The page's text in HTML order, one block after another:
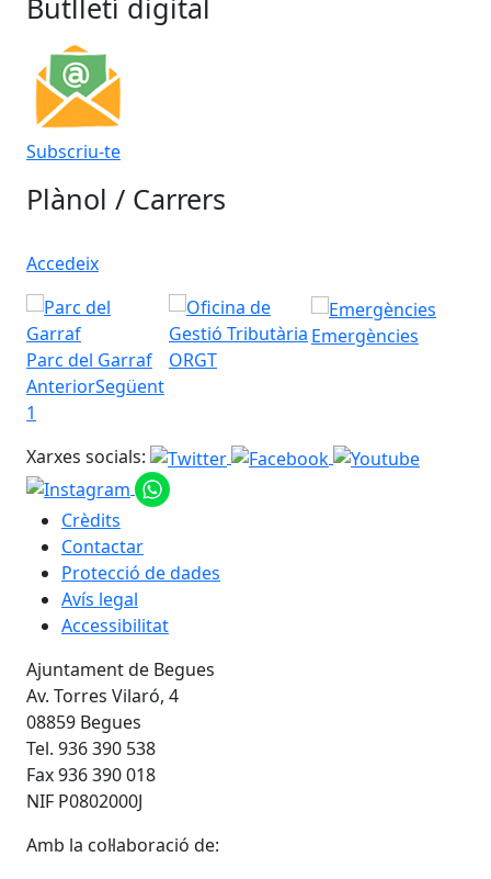
Butlletí digital
Subscriu-te
Plànol / Carrers
Accedeix
Parc del Garraf ORGT
Emergències
AnteriorSegüent
1
Xarxes socials:
Crèdits
Contactar
Protecció de dades
Avís legal
Accessibilitat
Ajuntament de Begues
Av. Torres Vilaró, 4
08859 Begues
Tel. 936 390 538
Fax 936 390 018
NIF P0802000J
Amb la col·laboració de: